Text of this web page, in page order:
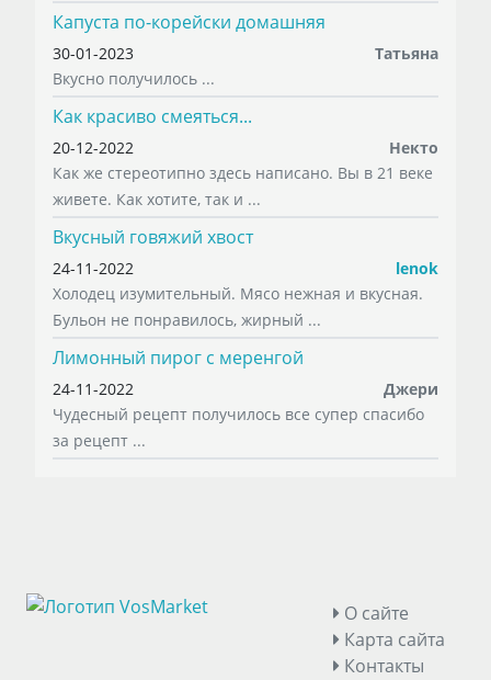
Капуста по-корейски домашняя
30-01-2023
Татьяна
Вкусно получилось ...
Как красиво смеяться...
20-12-2022
Некто
Как же стереотипно здесь написано. Вы в 21 веке
живете. Как хотите, так и ...
Вкусный говяжий хвост
24-11-2022
lenok
Холодец изумительный. Мясо нежная и вкусная.
Бульон не понравилось, жирный ...
Лимонный пирог с меренгой
24-11-2022
Джери
Чудесный рецепт получилось все супер спасибо
за рецепт ...
О сайте
Карта сайта
Контакты